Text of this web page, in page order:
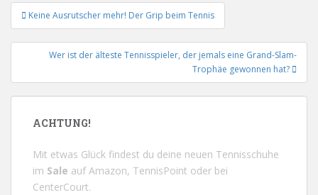
Beitrags-
Navigation
Keine Ausrutscher mehr! Der Grip beim Tennis
Wer ist der älteste Tennisspieler, der jemals eine Grand-Slam-
Trophäe gewonnen hat?
ACHTUNG!
Mit etwas Glück findest du deine neuen Tennisschuhe
im Sale aufAmazon, TennisPoint oder bei
CenterCourt.